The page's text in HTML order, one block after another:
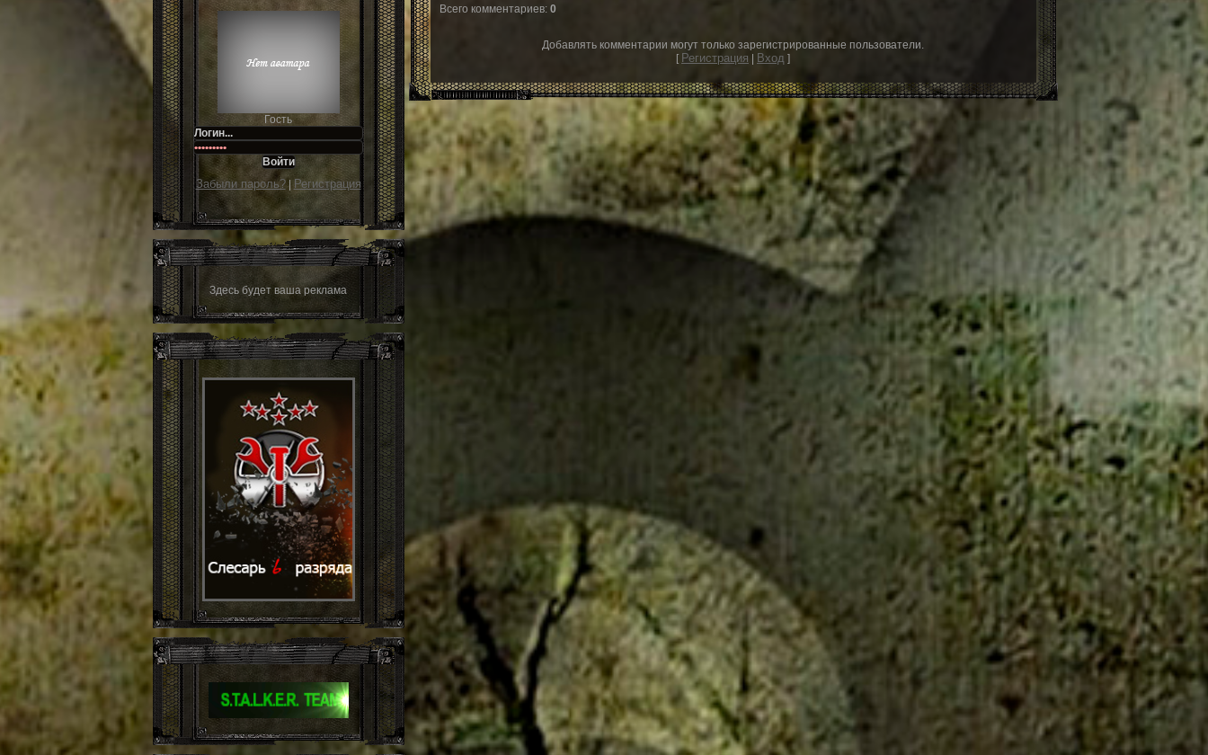
Гость
Забыли пароль?| Регистрация
Здесь будет ваша реклама
Всего комментариев: 0
Добавлять комментарии могут только зарегистрированные пользователи.
[ Регистрация Вход ]